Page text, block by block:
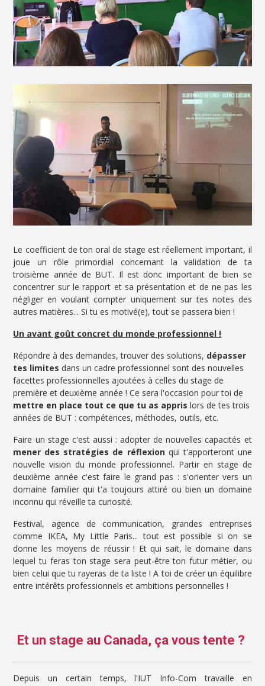
Le coefficient de ton oral de stage est réellement important, il
joue un rôle primordial concernant la validation de ta
troisième année de BUT. Il est donc important de bien se
concentrer sur le rapport et sa présentation et de ne pas les
négliger en voulant compter uniquement sur tes notes des
autres matières... Si tu es motivé(e), tout se passera bien !
Un avant goût concret du monde professionnel !
Répondre à des demandes, trouver des solutions, dépasser
tes limites dans un cadre professionnel sont des nouvelles
facettes professionnelles ajoutées à celles du stage de
première et deuxième année ! Ce sera l'occasion pour toi de
mettre en place tout ce que tu as appris lors de tes trois
années de BUT : compétences, méthodes, outils, etc.
Faire un stage c'est aussi : adopter de nouvelles capacités et
mener des stratégies de réflexionqui t'apporteront une
nouvelle vision du monde professionnel. Partir en stage de
deuxième année c'est faire le grand pas : s'orienter vers un
domaine familier qui t'a toujours attiré ou bien un domaine
inconnu qui réveille ta curiosité.
Festival, agence de communication, grandes entreprises
comme IKEA, My Little Paris... tout est possible si on se
donne les moyens de réussir ! Et qui sait, le domaine dans
lequel tu feras ton stage sera peut-être ton futur métier, ou
bien celui que tu rayeras de ta liste ! A toi de créer un équilibre
entre intérêts professionnels et ambitions personnelles !
Et un stage au Canada, ça vous tente ?
Depuis un certain temps, l'IUT Info-Com travaille en